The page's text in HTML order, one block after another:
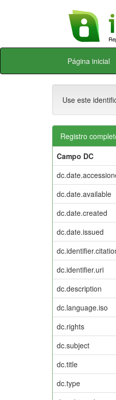
Skip
Página inicial
Use este
Registro
Campo DC
dc.date.available
dc.date.created
dc.date.issued
dc.identifier.uri
dc.description
dc.language.iso
dc.rights
dc.subject
dc.title
dc.type